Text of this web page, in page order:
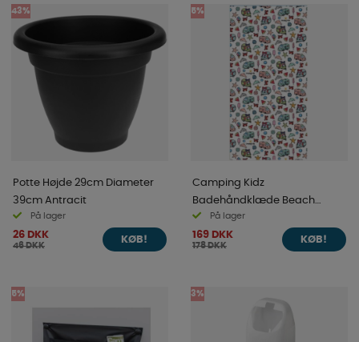
43%
Potte Højde 29cm Diameter
39cm Antracit
På lager
26 DKK
46 DKK
KØB!
5%
Camping Kidz
Badehåndklæde Beach
140x70cm
På lager
169 DKK
178 DKK
KØB!
5% 3%